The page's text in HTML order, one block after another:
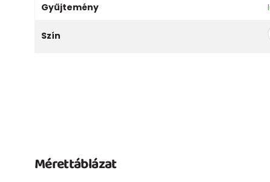
Gyűjtemény
Szín
Mérettáblázat